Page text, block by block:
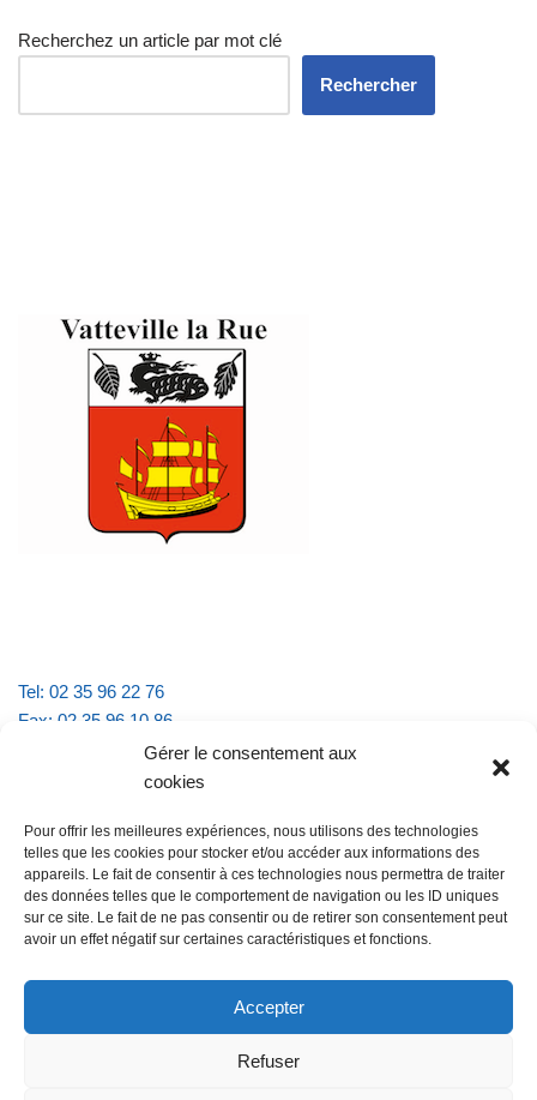
Gérer le consentement aux
cookies
Pour offrir les meilleures expériences, nous utilisons des technologies
telles que les cookies pour stocker et/ou accéder aux informations des
appareils. Le fait de consentir à ces technologies nous permettra de traiter
des données telles que le comportement de navigation ou les ID uniques
sur ce site. Le fait de ne pas consentir ou de retirer son consentement peut
avoir un effet négatif sur certaines caractéristiques et fonctions.
Accepter
Refuser
Recherchez un article par mot clé
Rechercher
Tel: 02 35 96 22 76
Fax: 02 35 96 10 86
Email : mairie.vattevillelarue@wanadoo.fr
lundi et jeudi de 9h à 11h30
mardi et vendredi de 16h à 18h30